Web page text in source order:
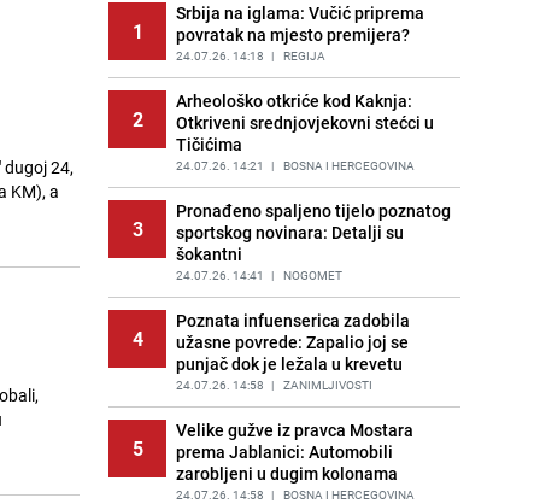
24,
KM), a
12
Kao iz slastičarne: Rolada od
čokolade i kokosa bez pečenja,
jednostavan desert bez imalo muke
PRIJE 2 DANA | RECEPTI
Tajna savršenog makedonskog
ajvara: Stari recept za kremast i
bogat okus
PRIJE 2 DANA RECEPTI
Tuga potresla grad na Uni:
Preminula Lejla Muhić (39),
sugrađani u nevjerici
PRIJE 2 DANA | BOSNA I HERCEGOVINA
Borba trajala satima: Pogledajte
'grdosiju' od skoro tri metra koju su
braća izvukla iz mora
PRIJE 1 DAN | SVIJET
1
Srbija na iglama: Vučić priprema
povratak na mjesto premijera?
24.07.26. 14:18 | REGIJA
2
Arheološko otkriće kod Kaknja:
Otkriveni srednjovjekovni stećci u
Tičićima
24.07.26. 14:21 | BOSNA I HERCEGOVINA
3
Pronađeno spaljeno tijelo poznatog
sportskog novinara: Detalji su
šokantni
24.07.26. 14:41 | NOGOMET
4
Poznata infuenserica zadobila
užasne povrede: Zapalio joj se
punjač dok je ležala u krevetu
24.07.26. 14:58 | ZANIMLJIVOSTI
5
Velike gužve iz pravca Mostara
prema Jablanici: Automobili
zarobljeni u dugim kolonama
24.07.26. 14:58 | BOSNA I HERCEGOVINA